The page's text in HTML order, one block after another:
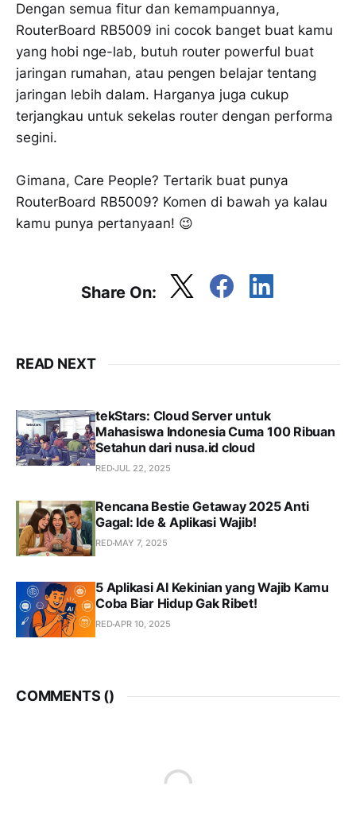
Dengan semua fitur dan kemampuannya,
RouterBoard RB5009 ini cocok banget buat kamu
yang hobi nge-lab, butuh router powerful buat
jaringan rumahan, atau pengen belajar tentang
jaringan lebih dalam. Harganya juga cukup
terjangkau untuk sekelas router dengan performa
segini.
Gimana, Care People? Tertarik buat punya
RouterBoard RB5009? Komen di bawah ya kalau
kamu punya pertanyaan! 😉
Share On:
READ NEXT
tekStars: Cloud Server untuk
Mahasiswa Indonesia Cuma 100 Ribuan
Setahun dari nusa.id cloud
REDJUL 22, 2025
Rencana Bestie Getaway 2025 Anti
Gagal: Ide & Aplikasi Wajib!
RED MAY 7, 2025
5 Aplikasi AI Kekinian yang Wajib Kamu
Coba Biar Hidup Gak Ribet!
REDAPR 10, 2025
COMMENTS ()